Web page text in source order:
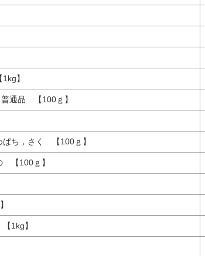
】
通品 【100ｇ】
ばち，さく 【100ｇ】
【100ｇ】
1kg】